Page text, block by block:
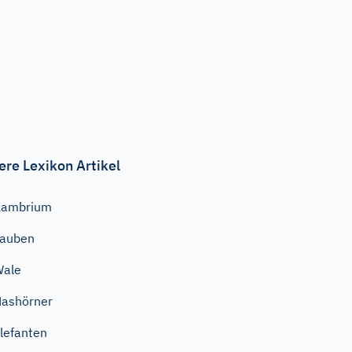
Lexikon Artikel